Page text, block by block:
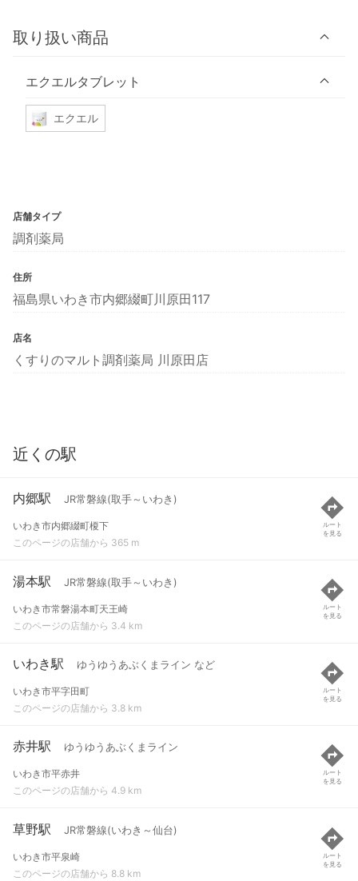
取り扱い商品
エクエルタブレット
エクエル
店舗タイプ
調剤薬局
住所
福島県いわき市内郷綴町川原田117
店名
くすりのマルト調剤薬局 川原田店
近くの駅
内郷駅 JR常磐線(取手～いわき)
いわき市内郷綴町榎下
このページの店舗から 365 m
ルート
を見る
湯本駅 JR常磐線(取手～いわき)
いわき市常磐湯本町天王崎
このページの店舗から 3.4 km
ルート
を見る
いわき駅 ゆうゆうあぶくまライン など
いわき市平字田町
このページの店舗から 3.8 km
ルート
を見る
赤井駅 ゆうゆうあぶくまライン
いわき市平赤井
このページの店舗から 4.9 km
ルート
を見る
草野駅 JR常磐線(いわき～仙台)
いわき市平泉崎
このページの店舗から 8.8 km
ルート
を見る